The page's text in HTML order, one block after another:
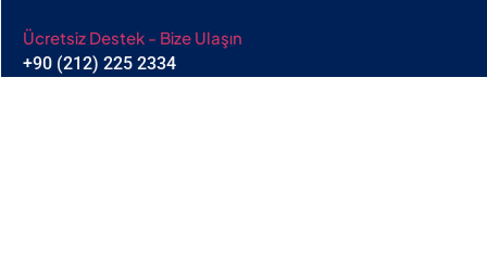
Ücretsiz Destek - Bize Ulaşın
+90 (212) 225 2334